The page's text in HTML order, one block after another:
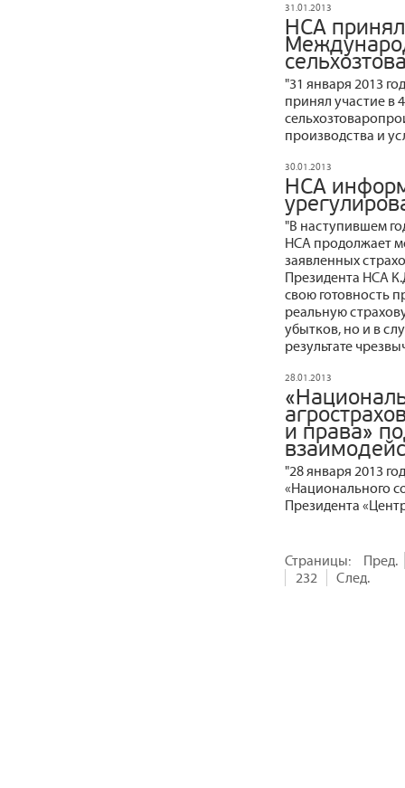
31.01.2013
НСА
"31 января 2013
принял участие
производства и
30.01.2013
НСА
"В наступившем
НСА продолжает
заявленных
Президента НСА
свою готовность
реальную
убытков, но и в
результате
28.01.2013
и права»
"28 января 2013
«Национального
Президента
Страницы:
Пред.
232
След.